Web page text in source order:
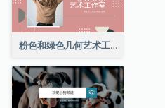
粉色和绿色几何艺术工作室YouTube频道图片